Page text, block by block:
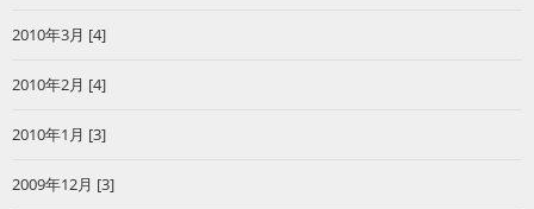
2010年3月 [4]
2010年2月 [4]
2010年1月 [3]
2009年12月 [3]